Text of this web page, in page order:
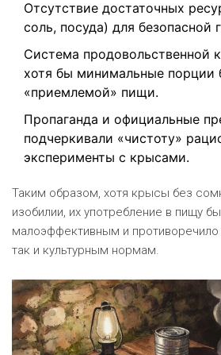
Отсутствие достаточных
соль, посуда) для безопасной
Система продовольственной
хотя бы минимальные порции
«приемлемой» пищи.
Пропаганда и официальные
подчеркивали «чистоту»
эксперименты с крысами.
Таким образом, хотя крысы без
изобилии, их употребление в пищу
малоэффективным и
так и культурным нормам.